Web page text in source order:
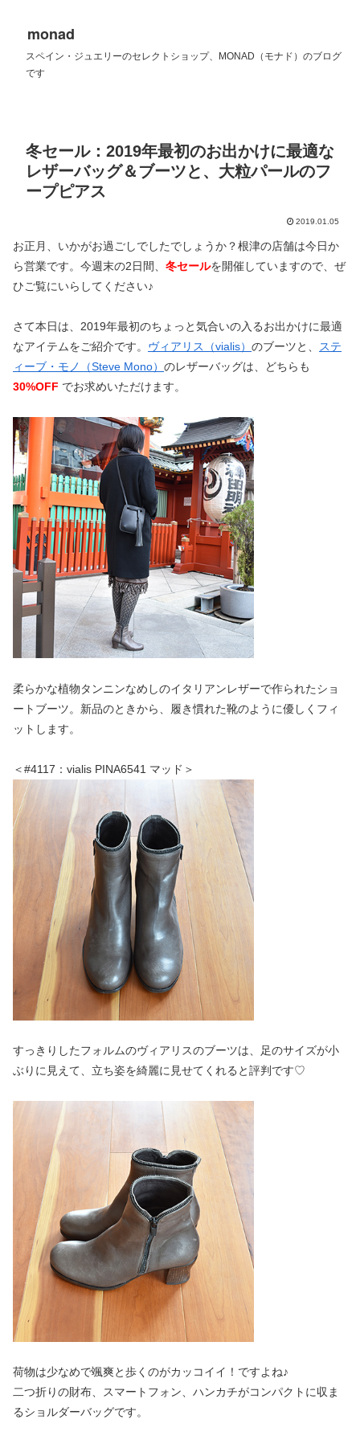
monad
スペイン・ジュエリーのセレクトショップ、MONAD（モナド）のブログ
です
冬セール：2019年最初のお出かけに最適な
レザーバッグ＆ブーツと、大粒パールのフ
ープピアス
2019.01.05
お正月、いかがお過ごしでしたでしょうか？根津の店舗は今日か
ら営業です。今週末の2日間、 冬セールを開催していますので、ぜ
ひご覧にいらしてください♪
さて本日は、2019年最初のちょっと気合いの入るお出かけに最適
なアイテムをご紹介です。 ヴィアリス（vialis） のブーツと、
ステ
ィーブ・モノ（Steve Mono） のレザーバッグは、どちらも
30%OFF でお求めいただけます。
柔らかな植物タンニンなめしのイタリアンレザーで作られたショ
ートブーツ。新品のときから、履き慣れた靴のように優しくフィ
ットします。
＜#4117：vialis PINA6541 マッド＞
すっきりしたフォルムのヴィアリスのブーツは、足のサイズが小
ぶりに見えて、立ち姿を綺麗に見せてくれると評判です♡
荷物は少なめで颯爽と歩くのがカッコイイ！ですよね♪
二つ折りの財布、スマートフォン、ハンカチがコンパクトに収ま
るショルダーバッグです。